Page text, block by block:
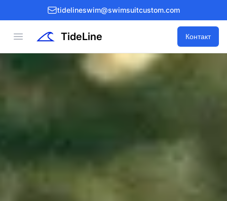
tidelineswim@swimsuitcustom.com
Open menu TideLine Контакт